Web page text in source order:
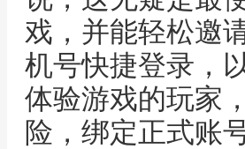
戏，并能轻松邀
机号快捷登录，
体验游戏的玩家
险，绑定正式账